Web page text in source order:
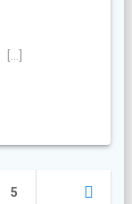
[…]
Página
5